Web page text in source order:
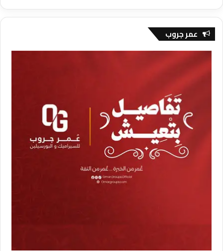
عمر جروب